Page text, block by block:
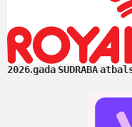
2026.gada SUDRABA